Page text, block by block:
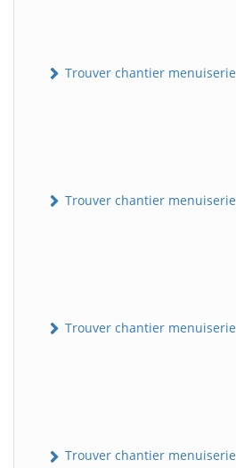
Trouver chantier
Trouver chantier
Trouver chantier
Trouver chantier